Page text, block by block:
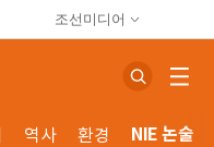
조선미디어
역사 환경 NIE 논술